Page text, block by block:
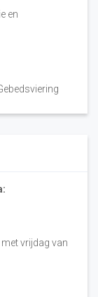
en
vrijdag van